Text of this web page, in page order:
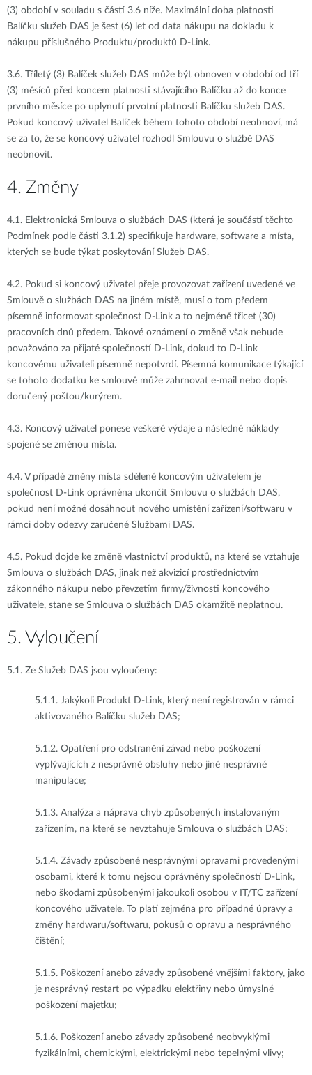
(3) období v souladu s částí 3.6 níže. Maximální doba platnosti
Balíčku služeb DAS je šest (6) let od data nákupu na dokladu k
nákupu příslušného Produktu/produktů D-Link.
3.6.
Tříletý (3) Balíček služeb DAS může být obnoven v období od tří
(3) měsíců před koncem platnosti stávajícího Balíčku až do konce
prvního měsíce po uplynutí prvotní platnosti Balíčku služeb DAS.
Pokud koncový uživatel Balíček během tohoto období neobnoví, má
se za to, že se koncový uživatel rozhodl Smlouvu o službě DAS
neobnovit.
4. Změny
4.1. Elektronická Smlouva o službách DAS (která je součástí těchto
Podmínek podle části 3.1.2) specifikuje hardware, software a místa,
kterých se bude týkat poskytování Služeb DAS.
4.2. Pokud si koncový uživatel přeje provozovat zařízení uvedené ve
Smlouvě o službách DAS na jiném místě, musí o tom předem
písemně informovat společnost D-Link a to nejméně třicet (30)
pracovních dnů předem. Takové oznámení o změně však nebude
považováno za přijaté společností D-Link, dokud to D-Link
koncovému uživateli písemně nepotvrdí. Písemná komunikace týkající
se tohoto dodatku ke smlouvě může zahrnovat e-mail nebo dopis
doručený poštou/kurýrem.
4.3. Koncový uživatel ponese veškeré výdaje a následné náklady
spojené se změnou místa.
4.4. V případě změny místa sdělené koncovým uživatelem je
společnost D-Link oprávněna ukončit Smlouvu o službách DAS,
pokud není možné dosáhnout nového umístění zařízení/softwaru v
rámci doby odezvy zaručené Službami DAS.
4.5. Pokud dojde ke změně vlastnictví produktů, na které se vztahuje
Smlouva o službách DAS, jinak než akvizicí prostřednictvím
zákonného nákupu nebo převzetím firmy/živnosti koncového
uživatele, stane se Smlouva o službách DAS okamžitě neplatnou.
5. Vyloučení
5.1. Ze Služeb DAS jsou vyloučeny:
5.1.1. Jakýkoli Produkt D-Link, který není registrován v rámci
aktivovaného Balíčku služeb DAS;
5.1.2. Opatření pro odstranění závad nebo poškození
vyplývajících z nesprávné obsluhy nebo jiné nesprávné
manipulace;
5.1.3. Analýza a náprava chyb způsobených instalovaným
zařízením, na které se nevztahuje Smlouva o službách DAS;
5.1.4. Závady způsobené nesprávnými opravami provedenými
osobami, které k tomu nejsou oprávněny společností D-Link,
nebo škodami způsobenými jakoukoli osobou v IT/TC zařízení
koncového uživatele. To platí zejména pro případné úpravy a
změny hardwaru/softwaru, pokusů o opravu a nesprávného
čištění;
5.1.5. Poškození anebo závady způsobené vnějšími faktory, jako
je nesprávný restart po výpadku elektřiny nebo úmyslné
poškození majetku;
5.1.6. Poškození anebo závady způsobené neobvyklými
fyzikálními, chemickými, elektrickými nebo tepelnými vlivy;